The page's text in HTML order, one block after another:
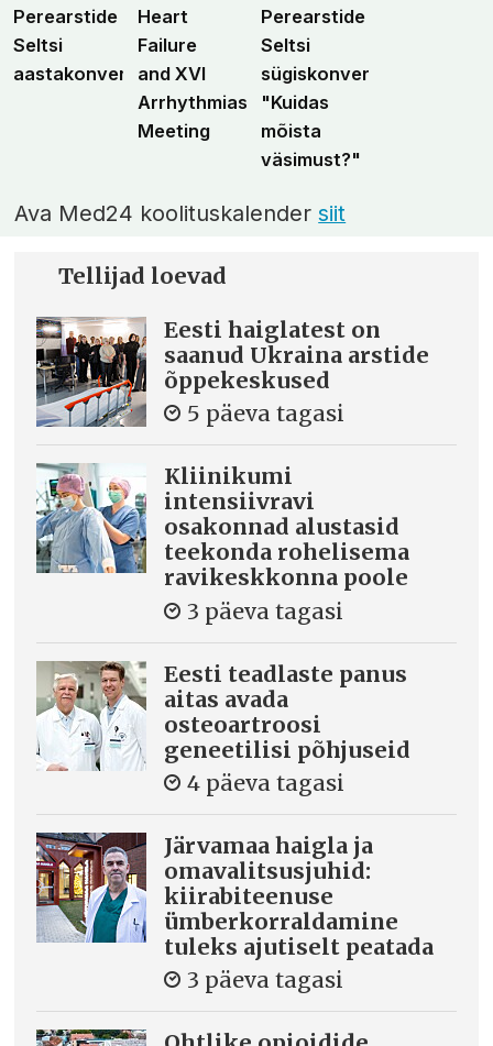
Perearstide
Seltsi
aastakonverents
Heart
Failure
and XVI
Arrhythmias
Meeting
Perearstide
Seltsi
sügiskonverents
"Kuidas
mõista
väsimust?"
Ava Med24 koolituskalendersiit
Tellijad loevad
Eesti haiglatest on
saanud Ukraina arstide
õppekeskused
5 päeva tagasi
Kliinikumi
intensiivravi
osakonnad alustasid
teekonda rohelisema
ravikeskkonna poole
3 päeva tagasi
Eesti teadlaste panus
aitas avada
osteoartroosi
geneetilisi põhjuseid
4 päeva tagasi
Järvamaa haigla ja
omavalitsusjuhid:
kiirabiteenuse
ümberkorraldamine
tuleks ajutiselt peatada
3 päeva tagasi